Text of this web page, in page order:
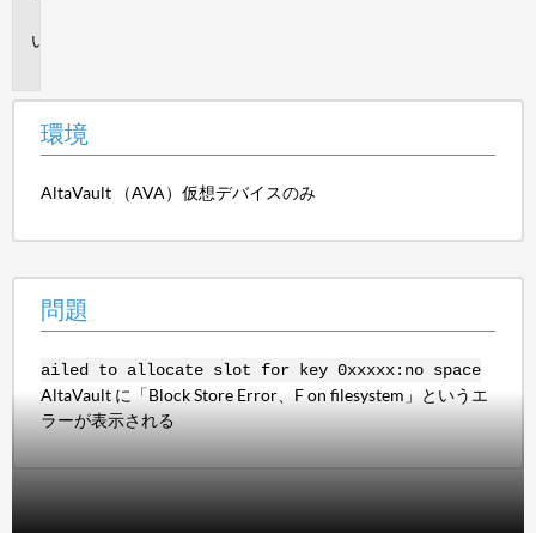
環境
AltaVault （AVA）仮想デバイスのみ
問題
ailed to allocate slot for key 0xxxxx:no space
AltaVault に「Block Store Error、F on filesystem」というエ
ラーが表示される